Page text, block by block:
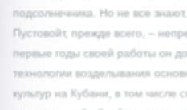
подсолнечника. Но не все
Пустовойт, прежде всего, –
первые годы своей работы он
технологии возделывания
культур на Кубани, в том числе